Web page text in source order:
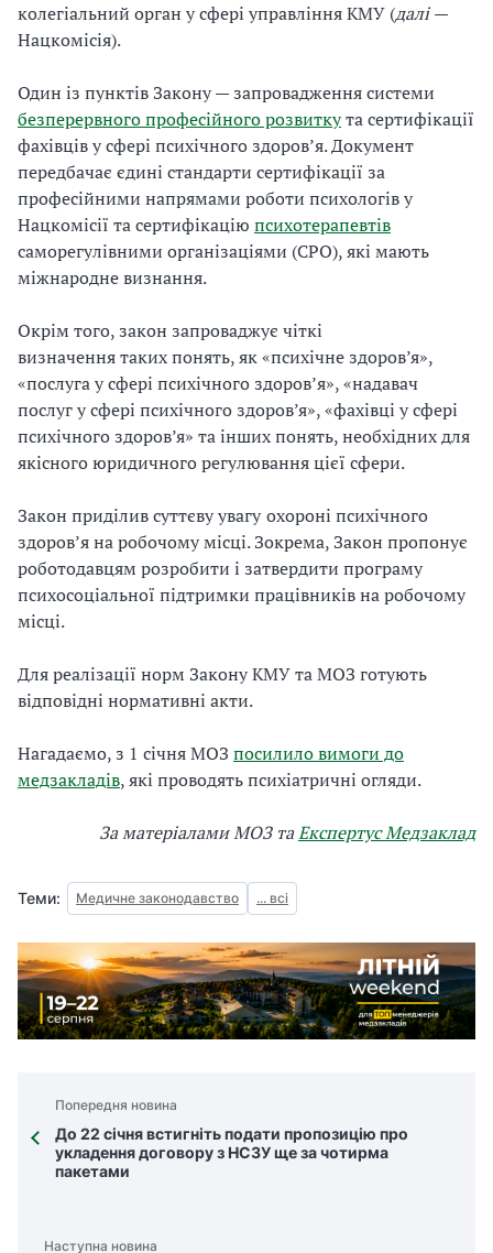
колегіальний орган у сфері управління КМУ (далі—
Нацкомісія).
Один із пунктів Закону — запровадження системи
безперервного професійного розвиткута сертифікації
фахівців у сфері психічного здоровʼя. Документ
передбачає єдині стандарти сертифікації за
професійними напрямами роботи психологів у
Нацкомісії та сертифікацію психотерапевтів
саморегулівними організаціями (СРО), які мають
міжнародне визнання.
Окрім того, закон запроваджує чіткі
визначення таких понять, як «психічне здоров’я»,
«послуга у сфері психічного здоровʼя», «надавач
послуг у сфері психічного здоров’я», «фахівці у сфері
психічного здоров’я» та інших понять, необхідних для
якісного юридичного регулювання цієї сфери.
Закон приділив суттєву увагу охороні психічного
здоровʼя на робочому місці. Зокрема, Закон пропонує
роботодавцям розробити і затвердити програму
психосоціальної підтримки працівників на робочому
місці.
Для реалізації норм Закону КМУ та МОЗ готують
відповідні нормативні акти.
Нагадаємо, з 1 січня МОЗ посилило вимоги до
медзакладів, які проводять психіатричні огляди.
За матеріалами МОЗ таЕкспертус Медзаклад
Теми: Медичне законодавство ... всі
Попередня новина
До 22 січня встигніть подати пропозицію про
укладення договору з НСЗУ ще за чотирма
пакетами
Наступна новина